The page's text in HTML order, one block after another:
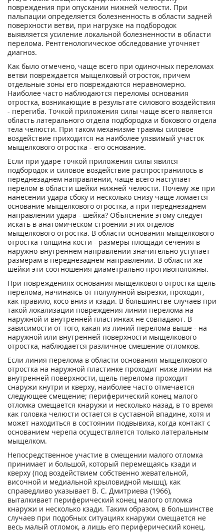
повреждения при опускании нижней челюсти. При
пальпации определяется болезненность в области задней
поверхности ветви, при нагрузке на подбородок
выявляется усиление локальной болезненности в области
перелома. Рентгенологическое обследование уточняет
диагноз.
Как было отмечено, чаще всего при одиночных переломах
ветви повреждается мыщелковый отросток, причем
отдельные зоны его повреждаются неравномерно.
Наиболее часто наблюдаются переломы основания
отростка, возникающие в результате силового воздействия
- перегиба. Точкой приложения силы чаще всего является
область латерального отдела подбородка и бокового отдела
тела челюсти. При таком механизме травмы силовое
воздействие приходится на наиболее уязвимый участок
мыщелкового отростка - его основание.
Если при ударе точкой приложения силы явился
подбородок и силовое воздействие распространилось в
переднезаднем направлении, чаще всего наступает
перелом в области шейки нижней челюсти. Почему же при
нанесении удара сбоку и несколько снизу чаще ломается
основание мыщелкового отростка, а при переднезаднем
направлении удара - шейка? Объяснение этому следует
искать в анатомическом строении этих отделов
мыщелкового отростка. В области основания мыщелкового
отростка толщина кости - размеры площади сечения в
наружно-внутреннем направлении значительно уступает
размерам в переднезаднем направлении. В области же
шейки эти соотношения диаметрально противоположны.
При повреждениях основания мыщелкового отростка щель
перелома, начинаясь от полулунной вырезки, проходит,
как правило, косо вниз и кзади. В большинстве случаев при
такой локализации повреждения линии перелома на
наружной и внутренней пластинках не совпадают. В
зависимости от того, какая из линий перелома выше - на
наружной или внутренней поверхности мыщелкового
отростка, наблюдается различное смешение отломков.
Если линия перелома в области основания мыщелкового
отростка на наружной пластинке проходит ниже линии на
внутренней поверхности, щель перелома проходит
снаружи кнутри и кверху, наиболее часто отмечается
следующее смещение; периферический конец малого
отломка смещается кнаружи и несколько назад, в то время
как головка челюсти остается в суставной впадине, хотя и
может находиться в состоянии подвывиха, когда контакт с
основанием черепа осуществляется только латеральным
мыщелком.
Непосредственное участие в смещении малого отломка
принимает и большой, который перемещаясь кзади и
кверху (под воздействием собственно жевательной,
височной и медиальной крыловидной мышц), как
справедливо указывает В. С. Дмитриева (1966),
выталкивает периферический конец малого отломка
кнаружи и несколько кзади. Таким образом, в большинстве
случаев при подобных ситуациях кнаружи смещается не
весь малый отломок, а лишь его периферический конец.